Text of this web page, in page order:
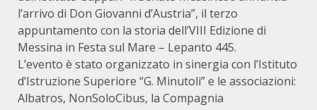
l’arrivo di Don Giovanni d’Austria”, il terzo
appuntamento con la storia dell’VIII Edizione di
Messina in Festa sul Mare – Lepanto 445.
L’evento è stato organizzato in sinergia con l’Istituto
d’Istruzione Superiore “G. Minutoli” e le associazioni:
Albatros, NonSoloCibus, la Compagnia